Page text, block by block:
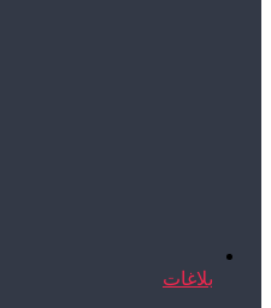
بلاغات